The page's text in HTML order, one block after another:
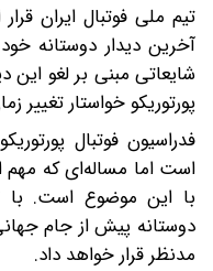
تیم ملی فوتبال ایران
آخرین دیدار دوستانه
شایعاتی مبنی بر لغو این
پورتوریکو خواستار تغییر
فدراسیون فوتبال
است اما مساله‌ای که مهم
با این موضوع است.
دوستانه پیش از جام
مدنظر قرار خواهد داد.